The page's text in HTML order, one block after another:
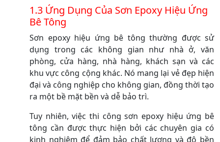
1.3 Ứng Dụng Của Sơn Epoxy Hiệu Ứng
Bê Tông
Sơn epoxy hiệu ứng bê tông thường được sử
dụng trong các không gian như nhà ở, văn
phòng, cửa hàng, nhà hàng, khách sạn và các
khu vực công cộng khác. Nó mang lại vẻ đẹp hiện
đại và công nghiệp cho không gian, đồng thời tạo
ra một bề mặt bền và dễ bảo trì.
Tuy nhiên, việc thi công sơn epoxy hiệu ứng bê
tông cần được thực hiện bởi các chuyên gia có
kinh nghiệm để đảm bảo chất lượng và độ bền